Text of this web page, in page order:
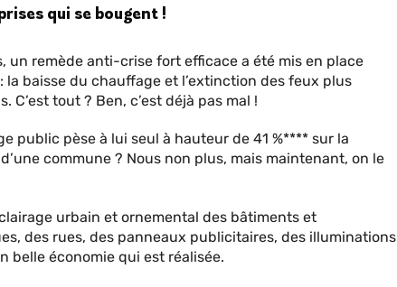
qui se bougent !
un remède anti-crise fort efficace a été mis en place
la baisse du chauffage et l’extinction des feux plus
C’est tout ? Ben, c’est déjà pas mal !
public pèse à lui seul à hauteur de 41 %**** sur la
commune ? Nous non plus, mais maintenant, on le
urbain et ornemental des bâtiments et
des rues, des panneaux publicitaires, des illuminations
belle économie qui est réalisée.